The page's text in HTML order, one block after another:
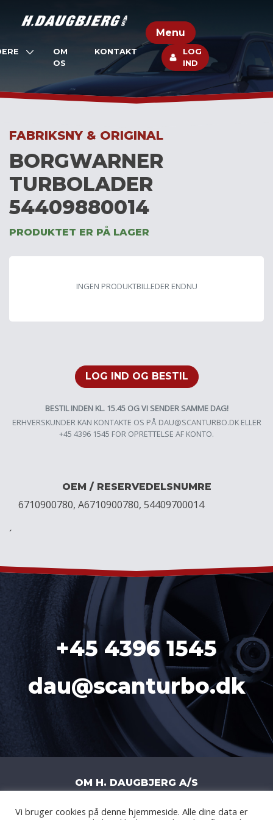
Menu
OM
OS
KONTAKT
LOG
IND
FABRIKSNY & ORIGINAL
BORGWARNER
TURBOLADER
54409880014
PRODUKTET ER PÅ LAGER
INGEN PRODUKTBILLEDER ENDNU
LOG IND OG BESTIL
BESTIL INDEN KL. 15.45 OG VI SENDER SAMME DAG!
ERHVERSKUNDER KAN KONTAKTE OS PÅ DAU@SCANTURBO.DKELLER
+45 4396 1545 FOR OPRETTELSE AF KONTO.
OEM / RESERVEDELSNUMRE
6710900780, A6710900780, 54409700014
´
+45 4396 1545
dau@scanturbo.dk
OM H. DAUGBJERG A/S
H. DAUGBJERG A/S | LITERBUEN 11J |
Vi bruger cookies på denne hjemmeside. Alle dine data er